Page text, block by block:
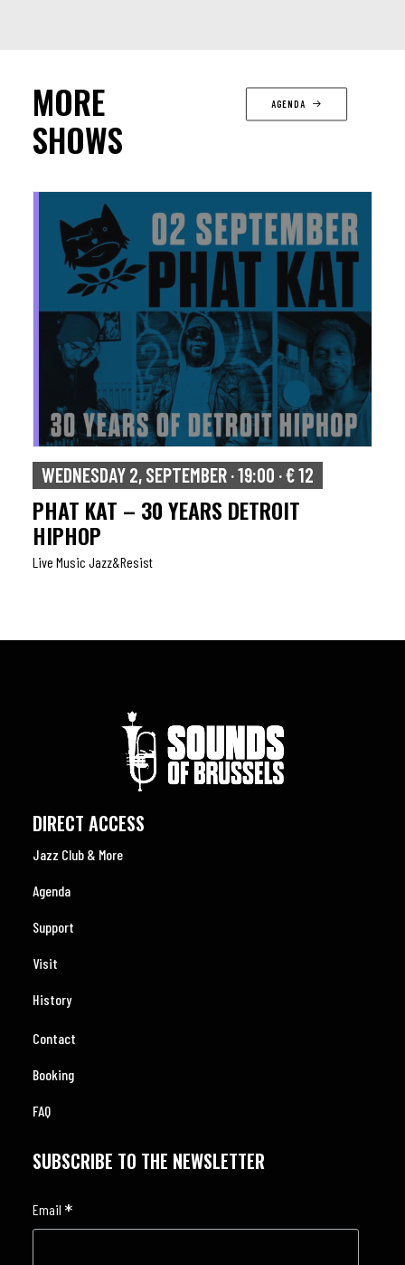
MORE
SHOWS
AGENDA
WEDNESDAY 2, SEPTEMBER · 19:00 · € 12
PHAT KAT – 30 YEARS DETROIT
HIPHOP
Live Music Jazz&resist
DIRECT ACCESS
Jazz Club & More
Agenda
Support
Visit
History
Contact
Booking
FAQ
SUBSCRIBE TO THE NEWSLETTER
Email *